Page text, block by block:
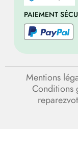
PAIEMENT
Mentions
Conditions